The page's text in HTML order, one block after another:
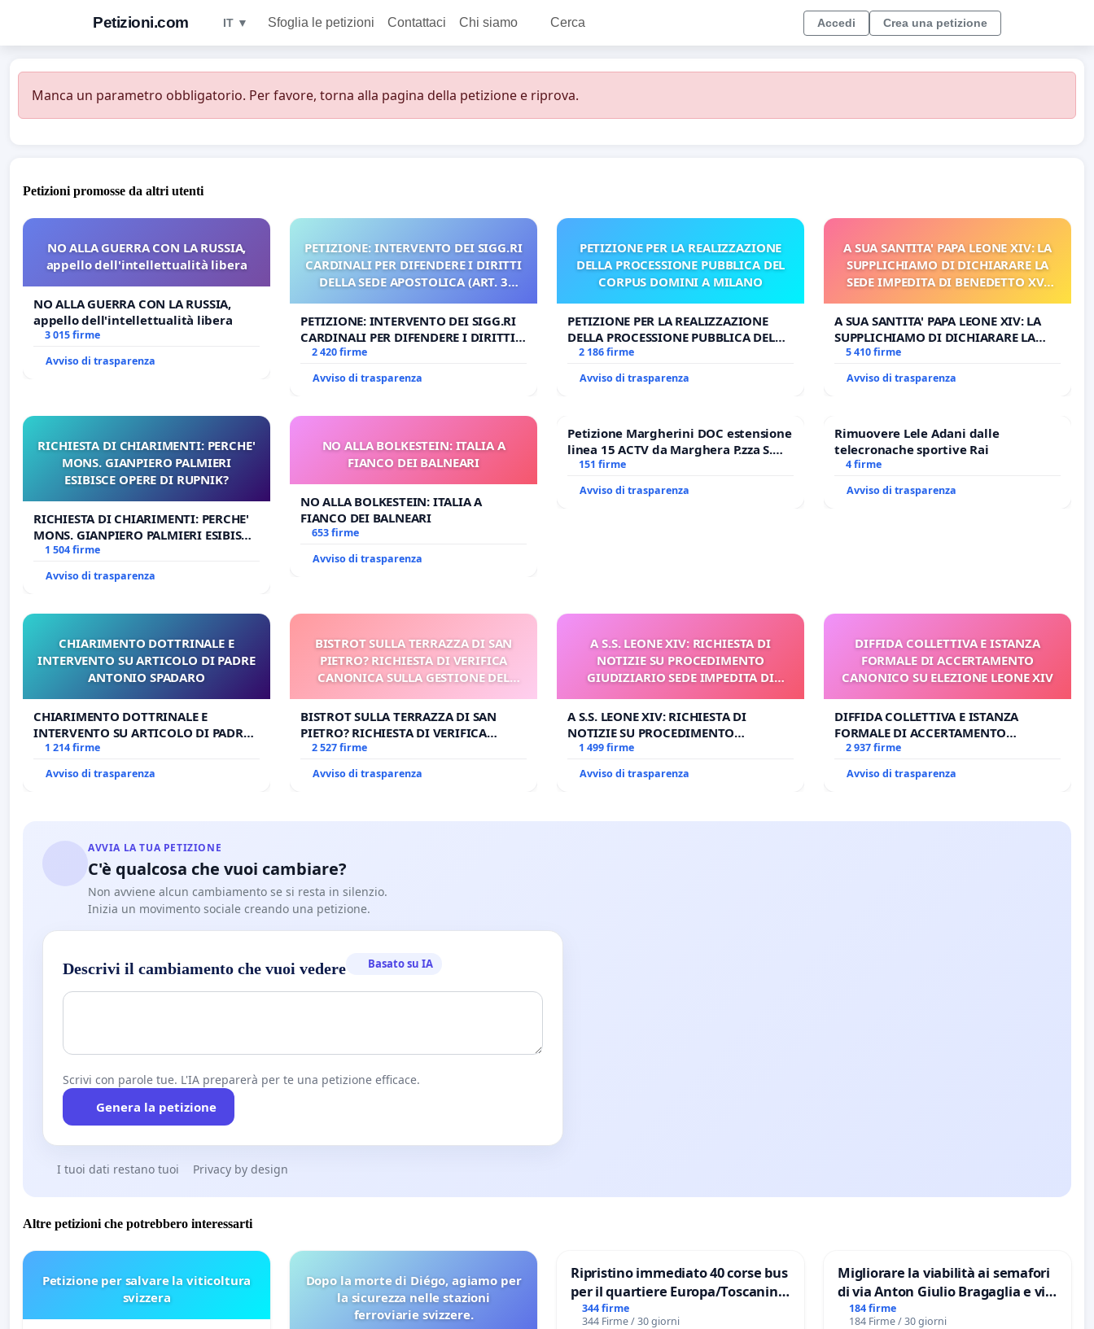
Petizioni.com IT ▼ Sfoglia le petizioni Contattaci Chi siamo Cerca Accedi Crea una petizione
Manca un parametro obbligatorio. Per favore, torna alla pagina della petizione e riprova.
Petizioni promosse da altri utenti
NO ALLA GUERRA CON LA RUSSIA,
appello dell'intellettualità libera
NO ALLA GUERRA CON LA RUSSIA,
appello dell'intellettualità libera
3 015 firme
Avviso di trasparenza
PETIZIONE: INTERVENTO DEI SIGG.RI
CARDINALI PER DIFENDERE I DIRITTI
DELLA SEDE APOSTOLICA (ART. 3
PETIZIONE: INTERVENTO DEI SIGG.RI
CARDINALI PER DIFENDERE I DIRITTI
DELLA SEDE APOSTOLICA (ART. 3 UDG)
2 420 firme
Avviso di trasparenza
PETIZIONE PER LA REALIZZAZIONE
DELLA PROCESSIONE PUBBLICA DEL
CORPUS DOMINI A MILANO
PETIZIONE PER LA REALIZZAZIONE
DELLA PROCESSIONE PUBBLICA DEL
CORPUS DOMINI A MILANO
2 186 firme
Avviso di trasparenza
A SUA SANTITA' PAPA LEONE XIV: LA
SUPPLICHIAMO DI DICHIARARE LA
SEDE IMPEDITA DI BENEDETTO XVI
PROCESSO
A SUA SANTITA' PAPA LEONE XIV: LA
SUPPLICHIAMO DI DICHIARARE LA
SEDE IMPEDITA DI BENEDETTO XVI E/O
DI FAR APRIRE IL RELATIVO PROCESSO
5 410 firme
Avviso di trasparenza
RICHIESTA DI CHIARIMENTI: PERCHE'
MONS. GIANPIERO PALMIERI
ESIBISCE OPERE DI RUPNIK?
RICHIESTA DI CHIARIMENTI: PERCHE'
MONS. GIANPIERO PALMIERI ESIBISCE
OPERE DI RUPNIK?
1 504 firme
Avviso di trasparenza
NO ALLA BOLKESTEIN: ITALIA A
FIANCO DEI BALNEARI
NO ALLA BOLKESTEIN: ITALIA A
FIANCO DEI BALNEARI
653 firme
Avviso di trasparenza
Petizione Margherini DOC estensione
linea 15 ACTV da Marghera P.zza S.
Antonio all'aeroporto Marco Polo
tariffa a € 1,50
151 firme
Avviso di trasparenza
Rimuovere Lele Adani dalle
telecronache sportive Rai
4 firme
Avviso di trasparenza
CHIARIMENTO DOTTRINALE E
INTERVENTO SU ARTICOLO DI PADRE
ANTONIO SPADARO
CHIARIMENTO DOTTRINALE E
INTERVENTO SU ARTICOLO DI PADRE
ANTONIO SPADARO
1 214 firme
Avviso di trasparenza
BISTROT SULLA TERRAZZA DI SAN
PIETRO? RICHIESTA DI VERIFICA
CANONICA SULLA GESTIONE DEL
BISTROT SULLA TERRAZZA DI SAN
PIETRO? RICHIESTA DI VERIFICA
CANONICA SULLA GESTIONE DEL
CARD. GAMBETTI
2 527 firme
Avviso di trasparenza
A S.S. LEONE XIV: RICHIESTA DI
NOTIZIE SU PROCEDIMENTO
GIUDIZIARIO SEDE IMPEDITA DI
A S.S. LEONE XIV: RICHIESTA DI
NOTIZIE SU PROCEDIMENTO
GIUDIZIARIO SEDE IMPEDITA DI
BENEDETTO XVI
1 499 firme
Avviso di trasparenza
DIFFIDA COLLETTIVA E ISTANZA
FORMALE DI ACCERTAMENTO
CANONICO SU ELEZIONE LEONE XIV
DIFFIDA COLLETTIVA E ISTANZA
FORMALE DI ACCERTAMENTO
CANONICO SU ELEZIONE LEONE XIV
2 937 firme
Avviso di trasparenza
AVVIA LA TUA PETIZIONE
C'è qualcosa che vuoi cambiare?
Non avviene alcun cambiamento se si resta in silenzio.
Inizia un movimento sociale creando una petizione.
Descrivi il cambiamento che vuoi vedere Basato su IA
Scrivi con parole tue. L'IA preparerà per te una petizione efficace.
Genera la petizione
I tuoi dati restano tuoi Privacy by design
Altre petizioni che potrebbero interessarti
Petizione per salvare la viticoltura
svizzera
Dopo la morte di Diégo, agiamo per
la sicurezza nelle stazioni
ferroviarie svizzere.
Ripristino immediato 40 corse bus
per il quartiere Europa/Toscanini
di Aprilia
344 firme
344 Firme / 30 giorni
Migliorare la viabilità ai semafori
di via Anton Giulio Bragaglia e via
Tieri XV MUNICIPIO DI ROMA
184 firme
184 Firme / 30 giorni